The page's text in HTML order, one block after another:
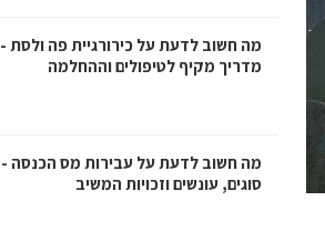
מה חשוב לדעת על כירורגיית פה ולסת -
מדריך מקיף לטיפולים וההחלמה
מה חשוב לדעת על עבירות מס הכנסה -
סוגים, עונשים וזכויות המשיב